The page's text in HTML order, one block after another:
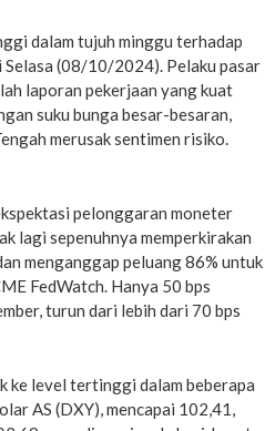
dalam tujuh minggu terhadap
Selasa (08/10/2024). Pelaku pasar
laporan pekerjaan yang kuat
suku bunga besar-besaran,
merusak sentimen risiko.
pelonggaran moneter
lagi sepenuhnya memperkirakan
menganggap peluang 86% untuk
FedWatch. Hanya 50 bps
turun dari lebih dari 70 bps
ke level tertinggi dalam beberapa
AS (DXY), mencapai 102,41,